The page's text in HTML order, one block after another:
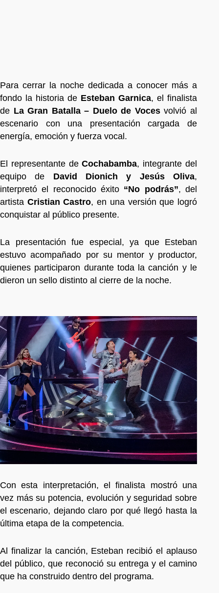
Para cerrar la noche dedicada a conocer más a
fondo la historia de Esteban Garnica, el finalista
de La Gran Batalla – Duelo de Vocesvolvió al
escenario con una presentación cargada de
energía, emoción y fuerza vocal.
El representante deCochabamba, integrante del
equipo de David Dionich y Jesús Oliva,
interpretó el reconocido éxito “No podrás”, del
artista Cristian Castro, en una versión que logró
conquistar al público presente.
La presentación fue especial, ya que Esteban
estuvo acompañado por su mentor y productor,
quienes participaron durante toda la canción y le
dieron un sello distinto al cierre de la noche.
Con esta interpretación, el finalista mostró una
vez más su potencia, evolución y seguridad sobre
el escenario, dejando claro por qué llegó hasta la
última etapa de la competencia.
Al finalizar la canción, Esteban recibió el aplauso
del público, que reconoció su entrega y el camino
que ha construido dentro del programa.